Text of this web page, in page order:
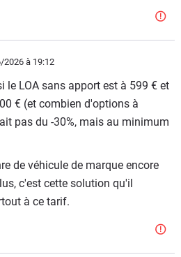
2026 à 19:12
le LOA sans apport est à 599 € et
€ (et combien d'options à
pas du -30%, mais au minimum
de véhicule de marque encore
c'est cette solution qu'il
à ce tarif.